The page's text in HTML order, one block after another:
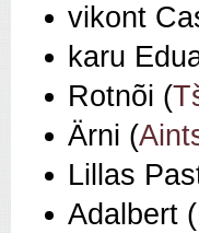
vikont
karu
Rotnõi (
Ärni (
Lillas
Adalbert